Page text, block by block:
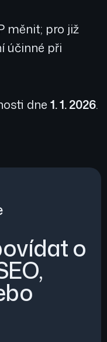
měnit; pro již
účinné při
dne 1. 1. 2026.
o